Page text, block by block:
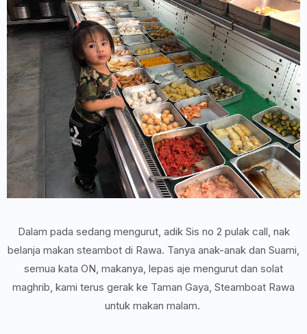
Dalam pada sedang mengurut, adik Sis no 2 pulak call, nak
belanja makan steambot di Rawa. Tanya anak-anak dan Suami,
semua kata ON, makanya, lepas aje mengurut dan solat
maghrib, kami terus gerak ke Taman Gaya, Steamboat Rawa
untuk makan malam.